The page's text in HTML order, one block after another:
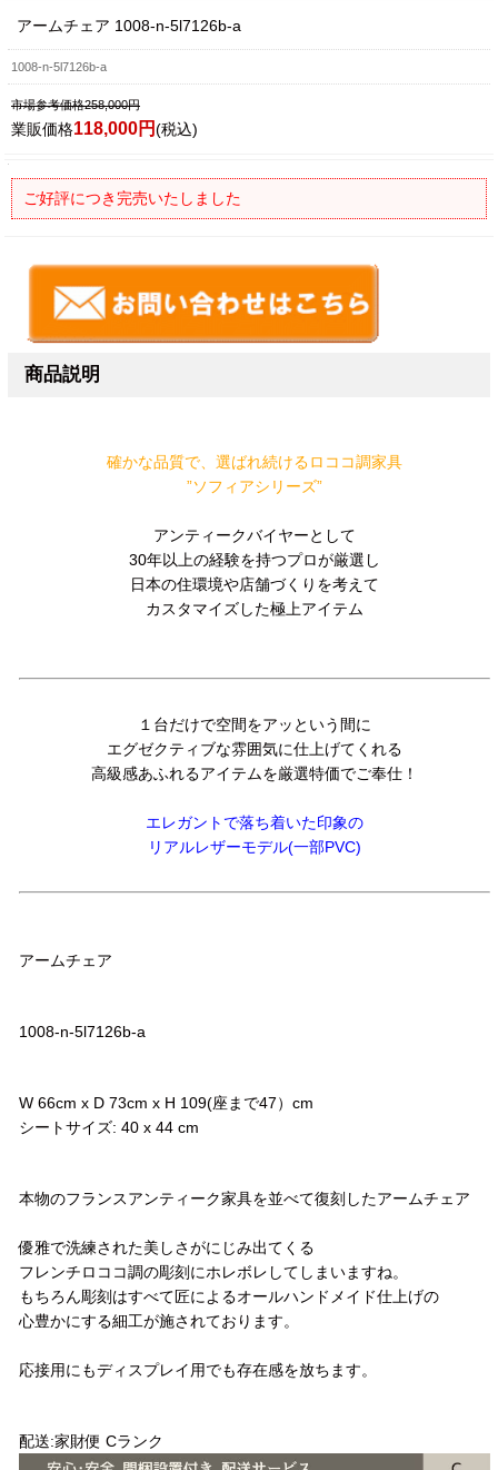
アームチェア 1008-n-5l7126b-a
1008-n-5l7126b-a
市場参考価格258,000円
業販価格118,000円(税込)
ご好評につき完売いたしました
商品説明
確かな品質で、選ばれ続けるロココ調家具
”ソフィアシリーズ”
アンティークバイヤーとして
30年以上の経験を持つプロが厳選し
日本の住環境や店舗づくりを考えて
カスタマイズした極上アイテム
１台だけで空間をアッという間に
エグゼクティブな雰囲気に仕上げてくれる
高級感あふれるアイテムを厳選特価でご奉仕！
エレガントで落ち着いた印象の
リアルレザーモデル(一部PVC)
アームチェア
1008-n-5l7126b-a
W 66cm x D 73cm x H 109(座まで47）cm
シートサイズ: 40 x 44 cm
本物のフランスアンティーク家具を並べて復刻したアームチェア
優雅で洗練された美しさがにじみ出てくる
フレンチロココ調の彫刻にホレボレしてしまいますね。
もちろん彫刻はすべて匠によるオールハンドメイド仕上げの
心豊かにする細工が施されております。
応接用にもディスプレイ用でも存在感を放ちます。
配送:家財便 Cランク